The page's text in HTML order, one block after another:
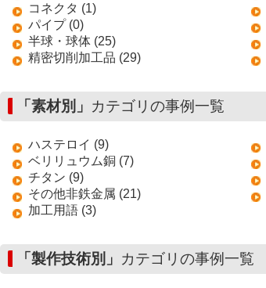
コネクタ (1)
パイプ (0)
半球・球体 (25)
精密切削加工品 (29)
「素材別」 カテゴリの事例一覧
ハステロイ (9)
ベリリュウム銅 (7)
チタン (9)
その他非鉄金属 (21)
加工用語 (3)
「製作技術別」 カテゴリの事例一覧